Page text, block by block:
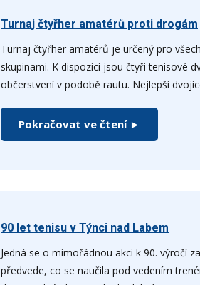
Turnaj čtyřher amatérů proti drogám
Turnaj čtyřher amatérů je určený pro
skupinami. K dispozici jsou čtyři tenisové
občerstvení v podobě rautu. Nejlepší
Pokračovat ve čtení ►
90 let tenisu v Týnci nad Labem
Jedná se o mimořádnou akci k 90. výročí
předvede, co se naučila pod vedením